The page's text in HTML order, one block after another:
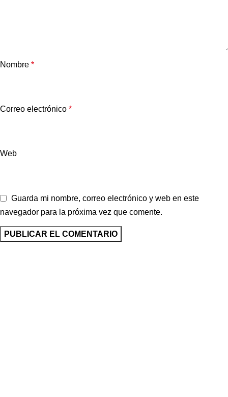
Nombre *
Correo electrónico *
Web
Guarda mi nombre, correo electrónico y web en este
navegador para la próxima vez que comente.